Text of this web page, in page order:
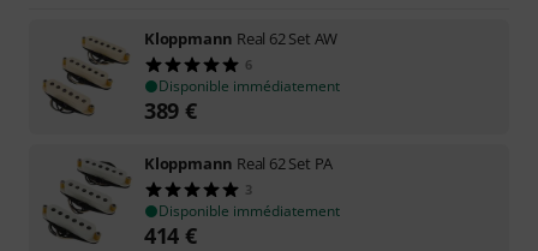
Kloppmann Real 62 Set AW
6
Disponible immédiatement
389 €
Kloppmann Real 62 Set PA
3
Disponible immédiatement
414 €